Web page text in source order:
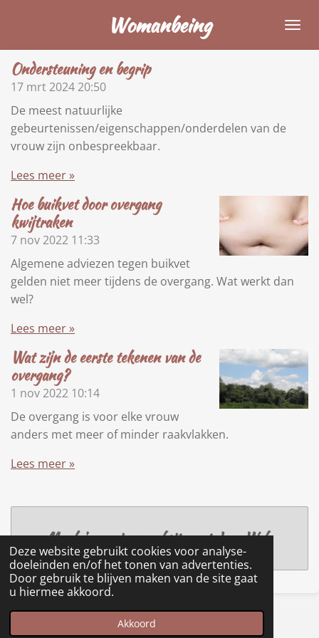
Deze website gebruikt cookies voor analyse-
doeleinden en/of het tonen van advertenties.
Door gebruik te blijven maken van de site gaat
u hiermee akkoord.
Akkoord
naar
de
hoofdinhoud
Womanbeing
Ondersteuning en begrip
17 mrt 2024 20:50
De meest natuurlijke
gebeurtenissen/eigenschappen/onderdelen van de
vrouw zijn onbespreekbaar.
Lees meer »
Hoe buikvet door overgang
kwijtraken
7 nov 2022 11:33
Algemene adviezen tegen buikvet
gelden niet meer tijdens de overgang. Wat werkt dan
wel?
Lees meer »
Wat zijn de eerste tekenen van de
overgang?
1 nov 2022 10:14
De overgang is voor elke vrouw
anders met meer of minder raakvlakken.
Lees meer »
Maak jouw eigen website met JouwWeb
© 2022 - 2026 Womanbeing